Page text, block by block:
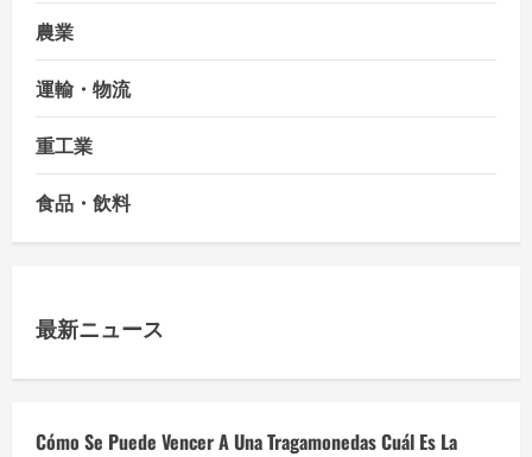
農業
運輸・物流
重工業
食品・飲料
最新ニュース
Cómo Se Puede Vencer A Una Tragamonedas Cuál Es La